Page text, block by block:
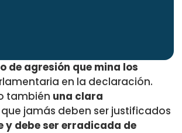
de agresión que mina los
en la declaración.
también una clara
jamás deben ser justificados
y debe ser erradicada de